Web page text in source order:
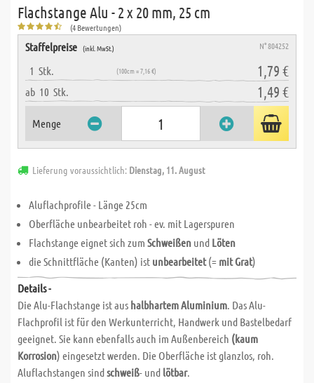
Flachstange Alu - 2 x 20 mm, 25 cm
(4 Bewertungen)
Staffelpreise (inkl. MwSt.) N° 804252
1 Stk. (100cm = 7,16 €) 1,79 €
ab 10 Stk. 1,49 €
Menge
Lieferung voraussichtlich: Dienstag, 11. August
Aluflachprofile - Länge 25cm
Oberfläche unbearbeitet roh - ev. mit Lagerspuren
Flachstange eignet sich zum Schweißen und Löten
die Schnittfläche (Kanten) ist unbearbeitet(= mit Grat)
Details -
Die Alu-Flachstange ist aus halbhartem Aluminium. Das Alu-
Flachprofil ist für den Werkunterricht, Handwerk und Bastelbedarf
geeignet. Sie kann ebenfalls auch im Außenbereich (kaum
Korrosion) eingesetzt werden. Die Oberfläche ist glanzlos, roh.
Aluflachstangen sindschweiß- und lötbar.